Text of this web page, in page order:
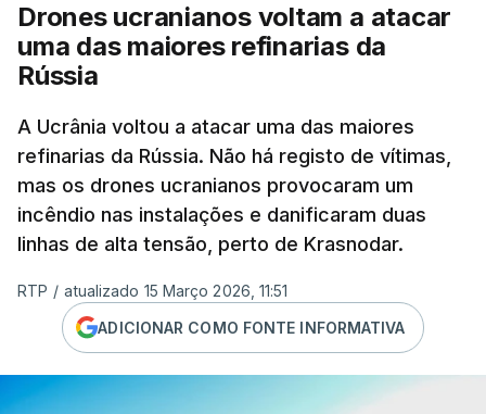
Drones ucranianos voltam a atacar
uma das maiores refinarias da
Rússia
A Ucrânia voltou a atacar uma das maiores
refinarias da Rússia. Não há registo de vítimas,
mas os drones ucranianos provocaram um
incêndio nas instalações e danificaram duas
linhas de alta tensão, perto de Krasnodar.
RTP / atualizado 15 Março 2026, 11:51
ADICIONAR COMO FONTE INFORMATIVA